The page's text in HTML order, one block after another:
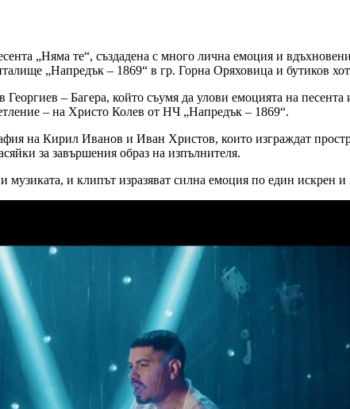
„Няма те“, създадена с много лична емоция и
„Напредък – 1869“ в гр. Горна Оряховица и бутиков
– Багера, който съумя да улови емоцията на
– на Христо Колев от НЧ „Напредък – 1869“.
на Кирил Иванов и Иван Христов, които изграждат
за завършения образ на изпълнителя.
и музиката, и клипът изразяват силна емоция по един искрен